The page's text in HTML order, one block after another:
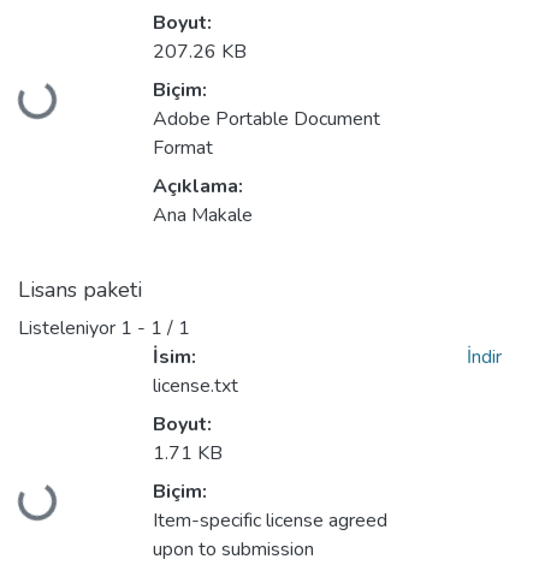
Yükleniyor...
Boyut:
207.26 KB
Biçim:
Adobe Portable Document
Format
Açıklama:
Ana Makale
Lisans paketi
Listeleniyor 1 - 1 / 1
Yükleniyor...
İsim:
license.txt
Boyut:
1.71 KB
Biçim:
Item-specific license agreed
upon to submission
İndir